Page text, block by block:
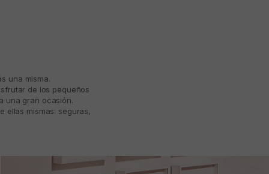
una misma.
de los pequeños
una gran ocasión.
ellas mismas: seguras,